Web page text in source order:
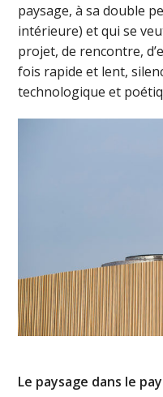
paysage, à sa double
intérieure) et qui se
projet, de rencontre,
fois rapide et lent,
technologique et
Le paysage dans le